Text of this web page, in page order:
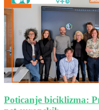
Poticanje biciklizma: